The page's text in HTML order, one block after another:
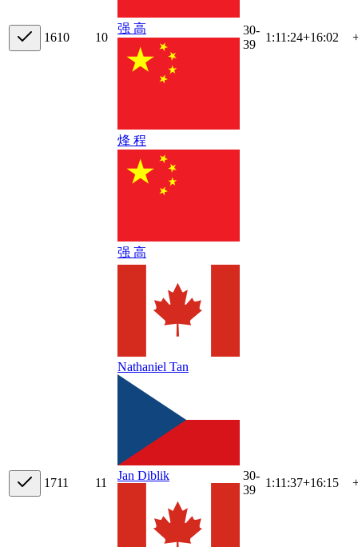
1610 10
强 高
烽 程
强 高
30-
39
1:11:24+16:02
1711 11
Nathaniel Tan
Jan Diblik
30-
39
1:11:37+16:15